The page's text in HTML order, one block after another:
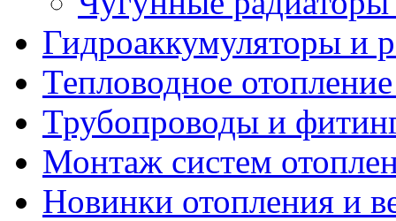
Гидроаккумуляторы и
Тепловодное
Трубопроводы и
Монтаж систем
Новинки отопления и